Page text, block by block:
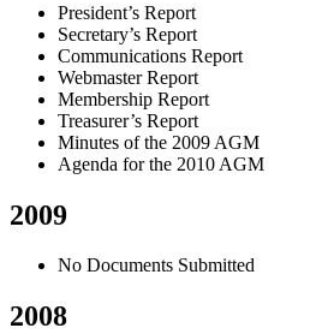
President’s Report
Secretary’s Report
Communications Report
Webmaster Report
Membership Report
Treasurer’s Report
Minutes of the 2009 AGM
Agenda for the 2010 AGM
2009
No Documents Submitted
2008